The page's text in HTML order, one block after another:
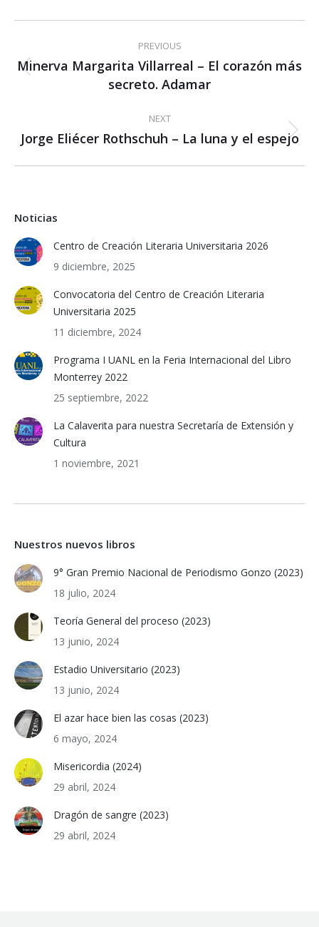
navigation
PREVIOUS
Previous
post:
Minerva Margarita Villarreal – El corazón más
secreto. Adamar
NEXT
Next
Jorge Eliécer Rothschuh – La luna y el espejo
Noticias
Centro de Creación Literaria Universitaria 2026
9 diciembre, 2025
Convocatoria del Centro de Creación Literaria
Universitaria 2025
11 diciembre, 2024
Programa I UANL en la Feria Internacional del Libro
Monterrey 2022
25 septiembre, 2022
La Calaverita para nuestra Secretaría de Extensión y
Cultura
1 noviembre, 2021
Nuestros nuevos libros
9° Gran Premio Nacional de Periodismo Gonzo (2023)
18 julio, 2024
Teoría General del proceso (2023)
13 junio, 2024
Estadio Universitario (2023)
13 junio, 2024
El azar hace bien las cosas (2023)
6 mayo, 2024
Misericordia (2024)
29 abril, 2024
Dragón de sangre (2023)
29 abril, 2024